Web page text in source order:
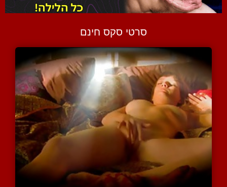
סרטי סקס חינם